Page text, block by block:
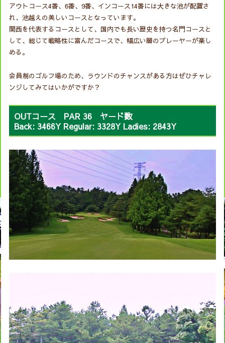
アウトコース4番、6番、9番、インコース14番には大きな池が配置さ
れ、池越えの美しいコースとなっています。
関西を代表するコースとして、国内でも長い歴史を持つ名門コースと
して、総じて戦略性に富んだコースで、幅広い層のプレーヤーが楽し
める。
会員制のゴルフ場のため、ラウンドのチャンスがある方はぜひチャレ
ンジしてみてはいかがですか？
OUTコース PAR 36 ヤード数
Back: 3466Y Regular: 3328Y Ladies: 2843Y